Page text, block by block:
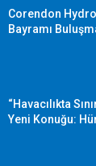
Corendon
Bayramı
“Havacılıkta
Yeni Konuğu: